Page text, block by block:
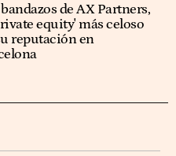
de AX Partners,
equity' más celoso
reputación en